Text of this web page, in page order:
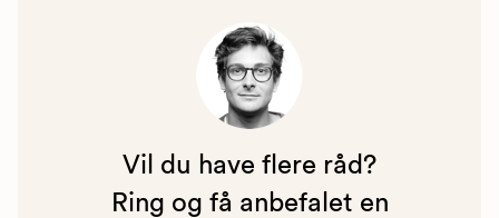
Vil du have flere råd?
Ring og få anbefalet en